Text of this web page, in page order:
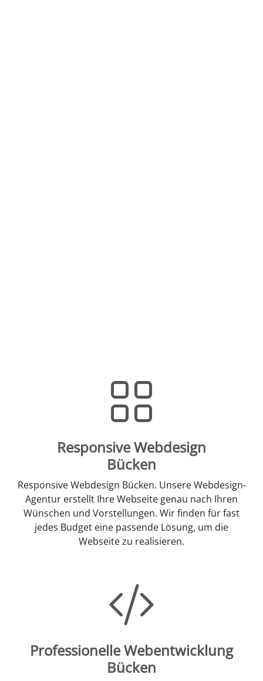
Responsive Webdesign
Bücken
Responsive Webdesign Bücken. Unsere Webdesign-
Agentur erstellt Ihre Webseite genau nach Ihren
Wünschen und Vorstellungen. Wir finden für fast
jedes Budget eine passende Lösung, um die
Webseite zu realisieren.
Professionelle Webentwicklung
Bücken